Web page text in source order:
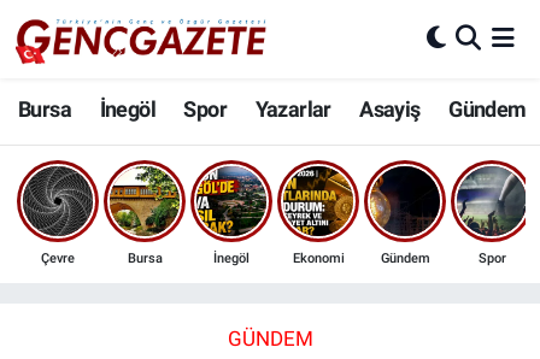
Bursa İnegöl Spor Yazarlar Asayiş Gündem
Çevre Bursa İnegöl Ekonomi Gündem Spor
GÜNDEM
Bursa
İnegöl
3.SAYFA
Nöbetçi Eczaneler
Hava Durumu
Trafik Durumu